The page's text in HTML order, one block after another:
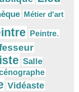
Métier d'art
Peintre.
Salle
Vidéaste